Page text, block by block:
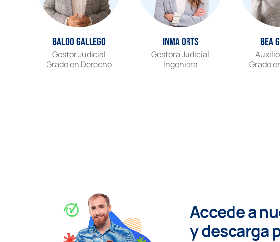
Baldo Gallego
Gestor Judicial
Grado en Derecho
Inma Orts
Gestora Judicial
Ingeniera
Bea
Grado
Accede a
ydescarga